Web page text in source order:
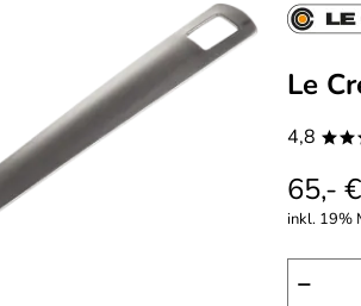
Le
4,8
65,- €
inkl. 19%
−